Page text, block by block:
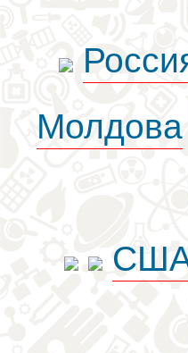
Молдова